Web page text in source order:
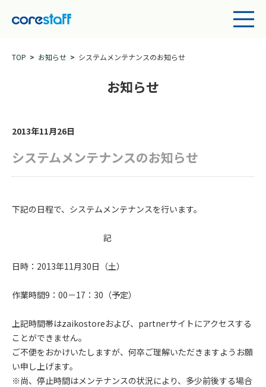
TOP お知らせ システムメンテナンスのお知らせ
お知らせ
2013年11月26日
システムメンテナンスのお知らせ
下記の日程で、システムメンテナンスを行います。
記
日時：2013年11月30日（土）
作業時間9：00－17：30（予定）
上記時間帯はzaikostoreおよび、partnerサイトにアクセスする
ことができません。
ご不便をおかけいたしますが、何卒ご理解いただきますようお願
い申し上げます。
※尚、停止時間はメンテナンスの状況により、多少前後する場合